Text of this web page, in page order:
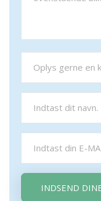
INDSEND